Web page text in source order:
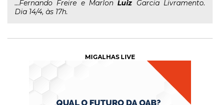
...Fernando Freire e MarlonLuiz Garcia Livramento.
Dia 14/4, às 17h.
MIGALHAS LIVE